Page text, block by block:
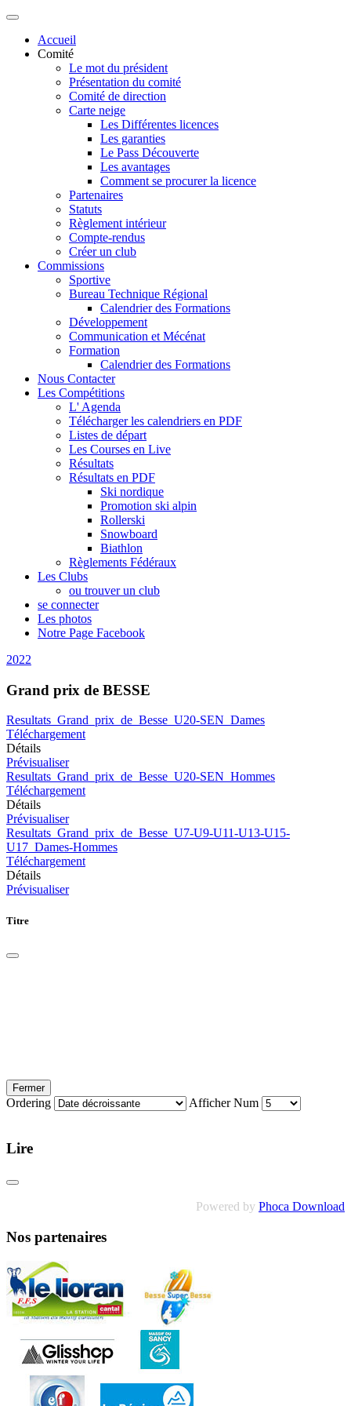
Accueil
Comité
Le mot du président
Présentation du comité
Comité de direction
Carte neige
Les Différentes licences
Les garanties
Le Pass Découverte
Les avantages
Comment se procurer la licence
Partenaires
Statuts
Règlement intérieur
Compte-rendus
Créer un club
Commissions
Sportive
Bureau Technique Régional
Calendrier des Formations
Développement
Communication et Mécénat
Formation
Calendrier des Formations
Nous Contacter
Les Compétitions
L' Agenda
Télécharger les calendriers en PDF
Listes de départ
Les Courses en Live
Résultats
Résultats en PDF
Ski nordique
Promotion ski alpin
Rollerski
Snowboard
Biathlon
Règlements Fédéraux
Les Clubs
ou trouver un club
se connecter
Les photos
Notre Page Facebook
2022
Grand prix de BESSE
Resultats_Grand_prix_de_Besse_U20-SEN_Dames
Téléchargement
Détails
Prévisualiser
Resultats_Grand_prix_de_Besse_U20-SEN_Hommes
Téléchargement
Détails
Prévisualiser
Resultats_Grand_prix_de_Besse_U7-U9-U11-U13-U15-
U17_Dames-Hommes
Téléchargement
Détails
Prévisualiser
Titre
Fermer
Ordering Afficher Num
Lire
Powered by Phoca Download
Nos partenaires